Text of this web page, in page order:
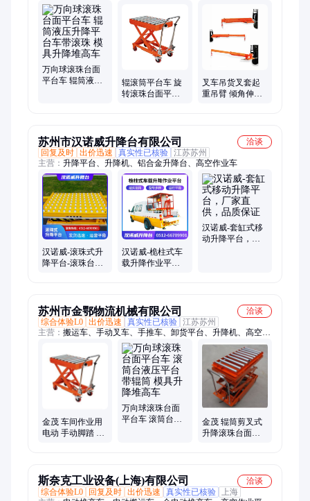
业平台、单臂吊、轨道平车、牵引车、平板拖车、电动平板车、
堆高车
万向球滚珠台面
平台车 辊筒液压
辊滚筒平台车 旋
转滚珠台面平台
叉车吊货叉套起
重吊臂 倾角伸缩
苏州市汉诺威升降台有限公司
洽谈
回复及时 出价迅速 真实性已核验 江苏苏州
主营： 升降平台、升降机、铝合金升降台、高空作业车
汉诺威-滚珠式升
降平台-滚珠台
汉诺威-桅柱式车
载升降作业平
汉诺威-套缸式移
动升降平台，厂
苏州市金鄂物流机械有限公司
洽谈
综合体验L0 出价迅速 真实性已核验 江苏苏州
主营： 搬运车、手动叉车、手推车、卸货平台、升降机、高空作
业平台、液压平台车、电动平台车、吊机、轨道车、牵引车、电
动平板车、高空取料机、拣选车、液压登车桥、油桶搬运车、油
桶堆高车、油桶夹具、电动堆高车、前移式叉车
金茂 车间作业用
电动 手动脚踏 旋
万向球滚珠台面
平台车 滚筒台液
金茂 辊筒剪叉式
升降滚珠台面平
斯奈克工业设备(上海)有限公司
洽谈
综合体验L0
回复及时 出价迅速 真实性已核验
上海